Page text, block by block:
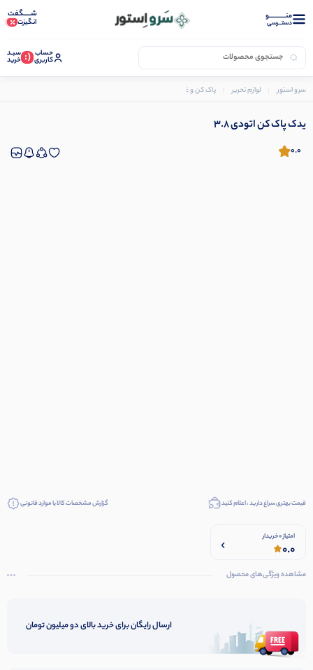
منــــــــــــو
دستــرسی
شـــــگفت
انگیزت
حساب
کاربری (: سبـد
خرید
سرو استور لوازم تحریر پاک کن و غلط گیر
یدک پاک کن اتودی 3.8
0.0
قیمت بهتری سراغ دارید ، اعلام کنید گزارش مشخصات کالا یا موارد قانونی
امتیاز 0 خریدار
0.0
مشاهده ویژگی‌های محصول
ارسال رایگان برای خرید بالای دو میلیون تومان